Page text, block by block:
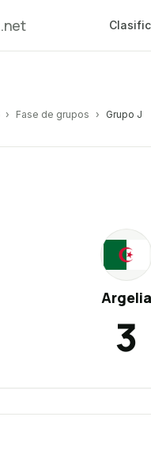
.net
› Fase de grupos › Grupo J
AR
Argelia
3